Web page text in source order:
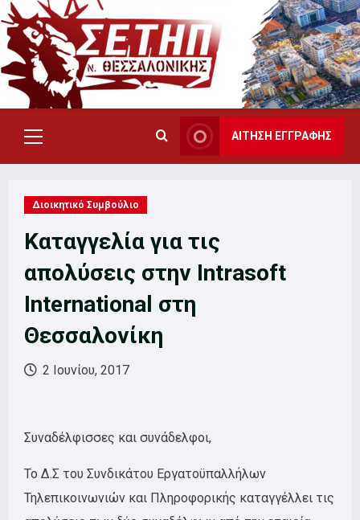
Skip
to
content
Primary
Menu
ΑΙΤΗΣΗ ΕΓΓΡΑΦΗΣ
Διοικητικό Συμβούλιο
Καταγγελία για τις
απολύσεις στην Intrasoft
International στη
Θεσσαλονίκη
2 Ιουνίου, 2017
Συναδέλφισσες και συνάδελφοι,
Το Δ.Σ του Συνδικάτου Εργατοϋπαλλήλων
Τηλεπικοινωνιών και Πληροφορικής καταγγέλλει τις